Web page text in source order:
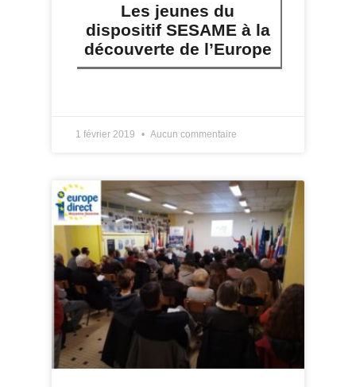
Les jeunes du
dispositif SESAME à la
découverte de l’Europe
1 février 2019 Aucun commentaire